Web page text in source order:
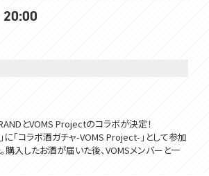
とVOMS Projectのコラボが決定！
に「コラボ酒ガチャ-VOMS Project-」として参加
購入したお酒が届いた後、VOMSメンバーと一